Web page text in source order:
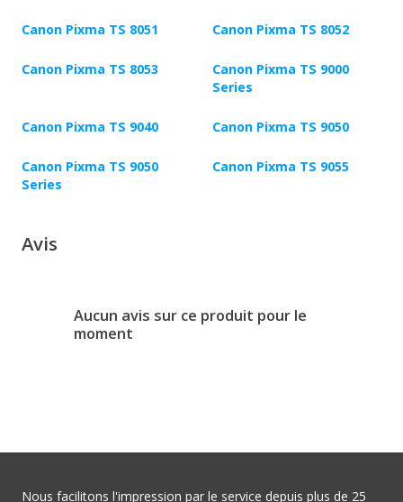
Canon Pixma TS 8051 Canon Pixma TS 8052
Canon Pixma TS 8053
Canon Pixma TS 9000
Series
Canon Pixma TS 9040 Canon Pixma TS 9050
Canon Pixma TS 9050
Series
Canon Pixma TS 9055
Avis
Aucun avis sur ce produit pour le
moment
Nous facilitons l'impression par le service depuis plus de 25